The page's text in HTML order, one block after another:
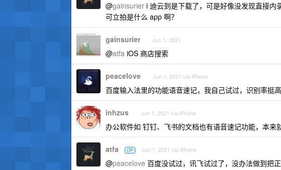
@gainsurier i 迪云到是下载了，可是好像没发现直接
可立拍是什么 app 啊？
gainsurier Jun 1, 2021
@atfa iOS 商店搜索
peacelove Jun 1, 2021 via iPhone
百度输入法里的功能语音速记，我自己试过，识别率挺
inhzus Jun 1, 2021 via iPhone
办公软件如 钉钉、飞书的文档也有语音速记功能，本来
atfa OP Jun 1, 2021 via iPhone
@peacelove 百度没试过，讯飞试过了，没办法做到把